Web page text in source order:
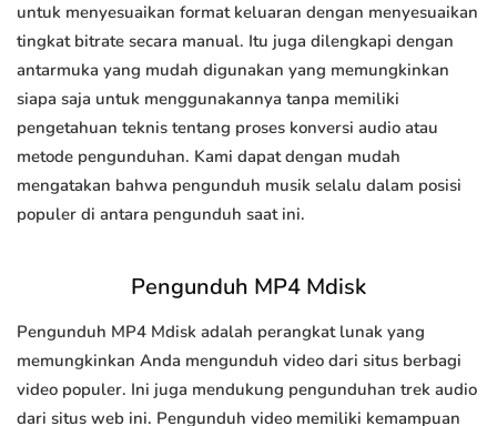
untuk menyesuaikan format keluaran dengan menyesuaikan
tingkat bitrate secara manual. Itu juga dilengkapi dengan
antarmuka yang mudah digunakan yang memungkinkan
siapa saja untuk menggunakannya tanpa memiliki
pengetahuan teknis tentang proses konversi audio atau
metode pengunduhan. Kami dapat dengan mudah
mengatakan bahwa pengunduh musik selalu dalam posisi
populer di antara pengunduh saat ini.
Pengunduh MP4 Mdisk
Pengunduh MP4 Mdisk adalah perangkat lunak yang
memungkinkan Anda mengunduh video dari situs berbagi
video populer. Ini juga mendukung pengunduhan trek audio
dari situs web ini. Pengunduh video memiliki kemampuan